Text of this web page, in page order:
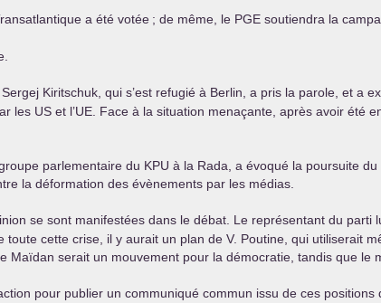
a été votée ; de même, le PGE soutiendra la
Kiritschuk, qui s’est refugié à Berlin, a pris la parole, et a
les US et l’UE . Face à la situation menaçante, après avoir été
parlementaire du KPU à la Rada, a évoqué la poursuite
la déformation des évènements par les médias.
se sont manifestées dans le débat. Le représentant du parti
cette crise, il y aurait un plan de V. Poutine, qui utiliserait
Maïdan serait un mouvement pour la démocratie, tandis que le
pour publier un communiqué commun issu de ces